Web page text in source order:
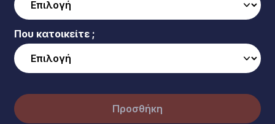
Που κατοικείτε ;
Προσθήκη